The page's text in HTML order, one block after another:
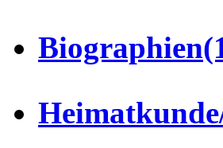
Biographien